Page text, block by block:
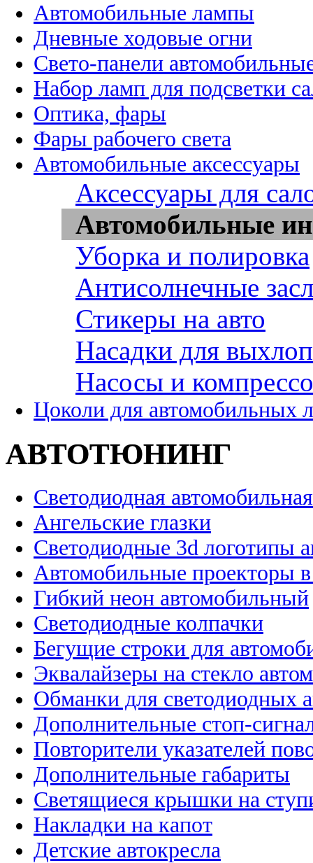
Автомобильные лампы
Дневные ходовые огни
Свето-панели
Набор ламп для подсветки
Оптика, фары
Фары рабочего света
Автомобильные аксессуары
Аксессуары для
Автомобильные
Уборка и полировка
Антисолнечные
Стикеры на авто
Насадки для
Насосы и
Цоколи для автомобильных
АВТОТЮНИНГ
Светодиодная
Ангельские глазки
Светодиодные 3d логотипы
Автомобильные проекторы
Гибкий неон автомобильный
Светодиодные колпачки
Бегущие строки для
Эквалайзеры на стекло
Обманки для светодиодных
Дополнительные стоп-
Повторители указателей
Дополнительные габариты
Светящиеся крышки на
Накладки на капот
Детские автокресла